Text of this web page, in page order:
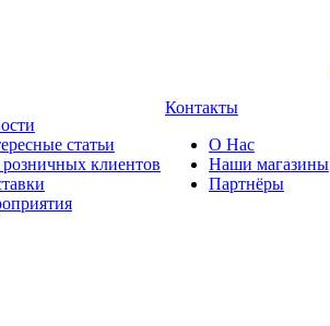
статьи
клиентов
Контакты
О Нас
Наши магазины
Партнёры